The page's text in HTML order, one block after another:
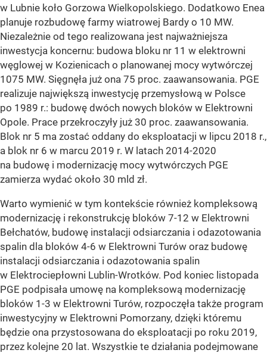
w Lubnie koło Gorzowa Wielkopolskiego. Dodatkowo Enea
planuje rozbudowę farmy wiatrowej Bardy o 10 MW.
Niezależnie od tego realizowana jest najważniejsza
inwestycja koncernu: budowa bloku nr 11 w elektrowni
węglowej w Kozienicach o planowanej mocy wytwórczej
1075 MW. Sięgnęła już ona 75 proc. zaawansowania. PGE
realizuje największą inwestycję przemysłową w Polsce
po 1989 r.: budowę dwóch nowych bloków w Elektrowni
Opole. Prace przekroczyły już 30 proc. zaawansowania.
Blok nr 5 ma zostać oddany do eksploatacji w lipcu 2018 r.,
a blok nr 6 w marcu 2019 r. W latach 2014-2020
na budowę i modernizację mocy wytwórczych PGE
zamierza wydać około 30 mld zł.
Warto wymienić w tym kontekście również kompleksową
modernizację i rekonstrukcję bloków 7-12 w Elektrowni
Bełchatów, budowę instalacji odsiarczania i odazotowania
spalin dla bloków 4-6 w Elektrowni Turów oraz budowę
instalacji odsiarczania i odazotowania spalin
w Elektrociepłowni Lublin-Wrotków. Pod koniec listopada
PGE podpisała umowę na kompleksową modernizację
bloków 1-3 w Elektrowni Turów, rozpoczęła także program
inwestycyjny w Elektrowni Pomorzany, dzięki któremu
będzie ona przystosowana do eksploatacji po roku 2019,
przez kolejne 20 lat. Wszystkie te działania podejmowane